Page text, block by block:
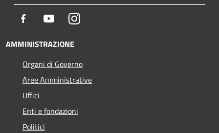
Facebook YoutubeInstagram
AMMINISTRAZIONE
Organi di Governo
Aree Amministrative
Uffici
Enti e fondazioni
Politici